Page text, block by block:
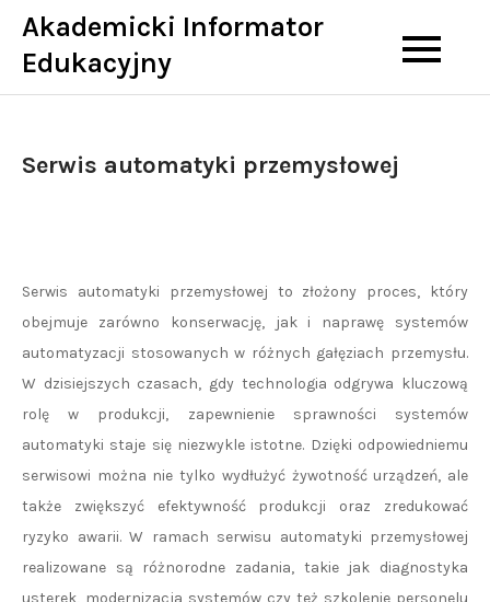
Skip
content
Akademicki Informator
Edukacyjny
Serwis automatyki przemysłowej
Serwis automatyki przemysłowej to złożony proces, który
obejmuje zarówno konserwację, jak i naprawę systemów
automatyzacji stosowanych w różnych gałęziach przemysłu.
W dzisiejszych czasach, gdy technologia odgrywa kluczową
rolę w produkcji, zapewnienie sprawności systemów
automatyki staje się niezwykle istotne. Dzięki odpowiedniemu
serwisowi można nie tylko wydłużyć żywotność urządzeń, ale
także zwiększyć efektywność produkcji oraz zredukować
ryzyko awarii. W ramach serwisu automatyki przemysłowej
realizowane są różnorodne zadania, takie jak diagnostyka
usterek, modernizacja systemów czy też szkolenie personelu